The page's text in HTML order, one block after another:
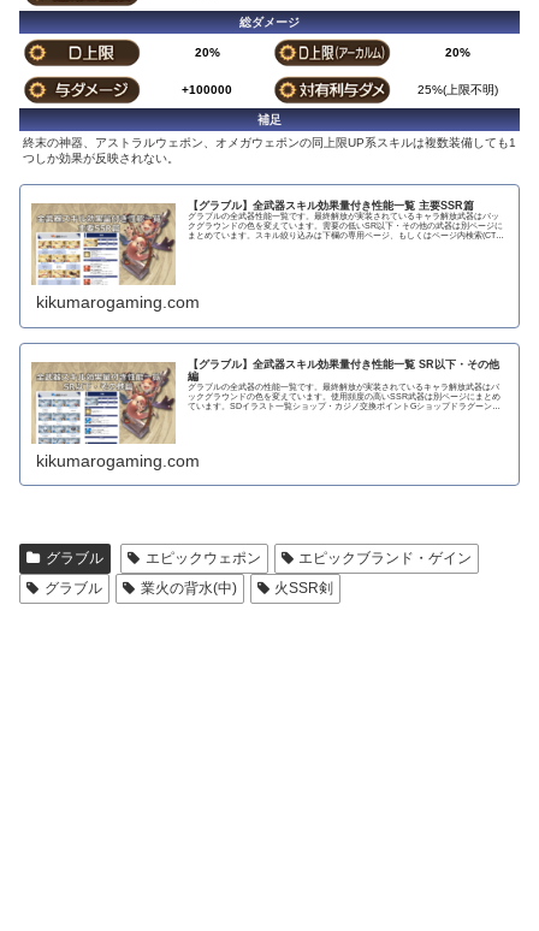
総ダメージ
20% 20%
+100000 25%(上限不明)
補足
終末の神器、アストラルウェポン、オメガウェポンの同上限UP系スキルは複数装備しても1
つしか効果が反映されない。
【グラブル】全武器スキル効果量付き性能一覧 主要SSR篇
グラブルの全武器性能一覧です。最終解放が実装されているキャラ解放武器はバッ
クグラウンドの色を変えています。需要の低いSR以下・その他の武器は別ページに
まとめています。スキル絞り込みは下欄の専用ページ、もしくはページ内検索(CTRL
kikumarogaming.com
【グラブル】全武器スキル効果量付き性能一覧 SR以下・その他
編
グラブルの全武器の性能一覧です。最終解放が実装されているキャラ解放武器はバ
ックグラウンドの色を変えています。使用頻度の高いSSR武器は別ページにまとめ
ています。SDイラスト一覧ショップ・カジノ交換ポイントGショップドラグーンラ
kikumarogaming.com
グラブル エピックウェポン
エピックブランド・ゲイン
グラブル
業火の背水(中) 火SSR剣